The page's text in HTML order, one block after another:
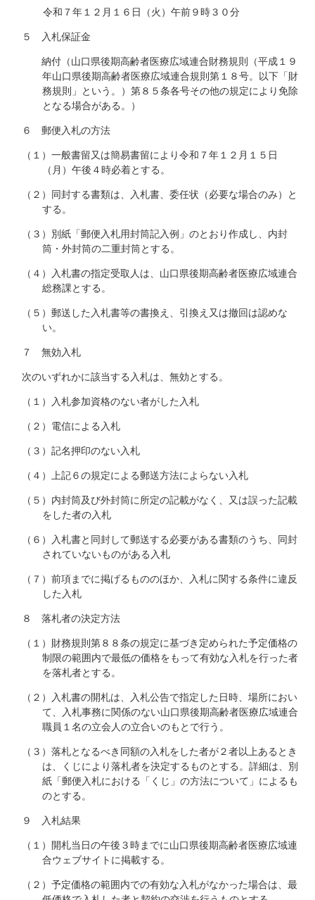
令和７年１２月１６日（火）午前９時３０分
５ 入札保証金
納付（山口県後期高齢者医療広域連合財務規則（平成１９
年山口県後期高齢者医療広域連合規則第１８号。以下「財
務規則」という。）第８５条各号その他の規定により免除
となる場合がある。）
６ 郵便入札の方法
（１）一般書留又は簡易書留により令和７年１２月１５日
（月）午後４時必着とする。
（２）同封する書類は、入札書、委任状（必要な場合のみ）と
する。
（３）別紙「郵便入札用封筒記入例」のとおり作成し、内封
筒・外封筒の二重封筒とする。
（４）入札書の指定受取人は、山口県後期高齢者医療広域連合
総務課とする。
（５）郵送した入札書等の書換え、引換え又は撤回は認めな
い。
７ 無効入札
次のいずれかに該当する入札は、無効とする。
（１）入札参加資格のない者がした入札
（２）電信による入札
（３）記名押印のない入札
（４）上記６の規定による郵送方法によらない入札
（５）内封筒及び外封筒に所定の記載がなく、又は誤った記載
をした者の入札
（６）入札書と同封して郵送する必要がある書類のうち、同封
されていないものがある入札
（７）前項までに掲げるもののほか、入札に関する条件に違反
した入札
８ 落札者の決定方法
（１）財務規則第８８条の規定に基づき定められた予定価格の
制限の範囲内で最低の価格をもって有効な入札を行った者
を落札者とする。
（２）入札書の開札は、入札公告で指定した日時、場所におい
て、入札事務に関係のない山口県後期高齢者医療広域連合
職員１名の立会人の立合いのもとで行う。
（３）落札となるべき同額の入札をした者が２者以上あるとき
は、くじにより落札者を決定するものとする。詳細は、別
紙「郵便入札における「くじ」の方法について」によるも
のとする。
９ 入札結果
（１）開札当日の午後３時までに山口県後期高齢者医療広域連
合ウェブサイトに掲載する。
（２）予定価格の範囲内での有効な入札がなかった場合は、最